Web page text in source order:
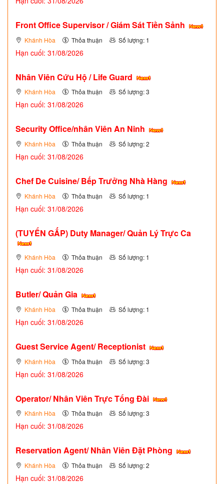
Front Office Supervisor / Giám Sát Tiền Sảnh
Khánh Hòa Thỏa thuận Số lượng: 1
Hạn cuối: 31/08/2026
Nhân Viên Cứu Hộ / Life Guard
Khánh Hòa Thỏa thuận Số lượng: 3
Hạn cuối: 31/08/2026
Security Office/nhân Viên An Ninh
Khánh Hòa Thỏa thuận Số lượng: 2
Hạn cuối: 31/08/2026
Chef De Cuisine/ Bếp Trưởng Nhà Hàng
Khánh Hòa Thỏa thuận Số lượng: 1
Hạn cuối: 31/08/2026
(TUYỂN GẤP) Duty Manager/ Quản Lý Trực Ca
Khánh Hòa Thỏa thuận Số lượng: 1
Hạn cuối: 31/08/2026
Butler/ Quản Gia
Khánh Hòa Thỏa thuận Số lượng: 1
Hạn cuối: 31/08/2026
Guest Service Agent/ Receptionist
Khánh Hòa Thỏa thuận Số lượng: 3
Hạn cuối: 31/08/2026
Operator/ Nhân Viên Trực Tổng Đài
Khánh Hòa Thỏa thuận Số lượng: 3
Hạn cuối: 31/08/2026
Reservation Agent/ Nhân Viên Đặt Phòng
Khánh Hòa Thỏa thuận Số lượng: 2
Hạn cuối: 31/08/2026